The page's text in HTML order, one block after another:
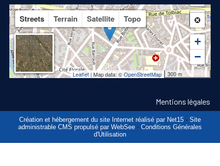
Streets Terrain Satellite Topo
+
−
300 m
Leaflet | Map data: ©OpenStreetMap
Mentions légales
Création et hébergement du site Internet réalisé par Net15 - Site
administrable CMS propulsé par WebSee - Conditions Générales
d'Utilisation